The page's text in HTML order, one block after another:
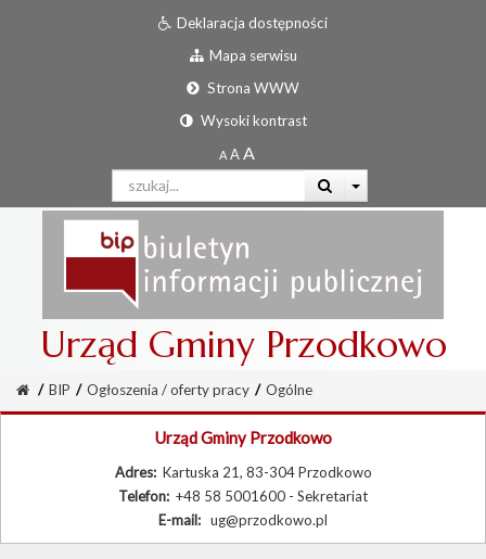
Deklaracja dostępności
Mapa serwisu
Strona WWW
Wysoki kontrast
Urząd Gminy Przodkowo
/ BIP / Ogłoszenia / oferty pracy / Ogólne
Urząd Gminy Przodkowo
Adres: Kartuska 21, 83-304 Przodkowo
Telefon: +48 58 5001600 - Sekretariat
E-mail: ug@przodkowo.pl